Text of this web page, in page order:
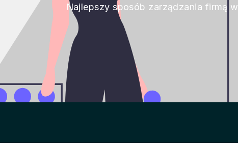
Najlepszy sposób zarządzania firmą